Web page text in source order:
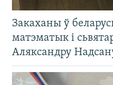
Закаханы ў
матэматык і
Аляксандру